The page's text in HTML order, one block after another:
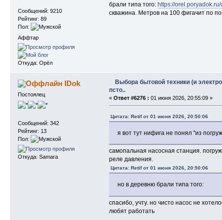
Сообщений: 9210
Рейтинг: 89
Пол:
Аффтар
Откуда: Орёл
брали типа того: https://
скважина. Метров на 100 фигачит по
IDok
Постоялец
Сообщений: 342
Рейтинг: 13
Пол:
Откуда: Samara
Выбора бытовой техники (и
псто..
« Ответ #6276 : 01 июня 2026, 20:55:09 »
Цитата: Retif от 01 июня 2026, 20:50:06
я вот тут нифига не понял "из
самопальная насосная станция.
реле давления.
Цитата: Retif от 01 июня 2026, 20:50:06
но в деревню брали типа того:
спасибо, учту. но чисто насос не
любят работать